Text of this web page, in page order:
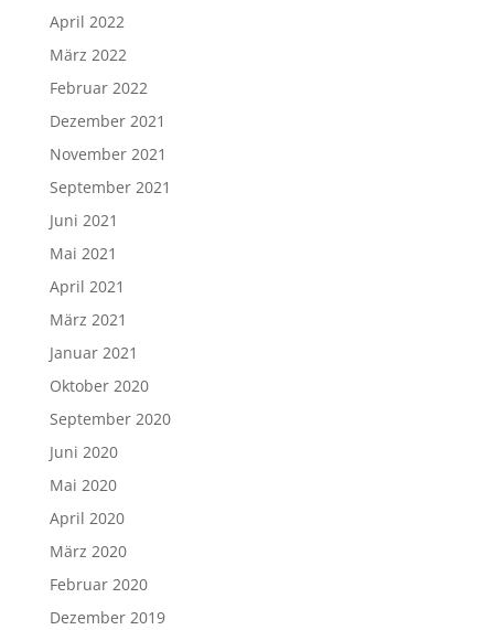
April 2022
März 2022
Februar 2022
Dezember 2021
November 2021
September 2021
Juni 2021
Mai 2021
April 2021
März 2021
Januar 2021
Oktober 2020
September 2020
Juni 2020
Mai 2020
April 2020
März 2020
Februar 2020
Dezember 2019